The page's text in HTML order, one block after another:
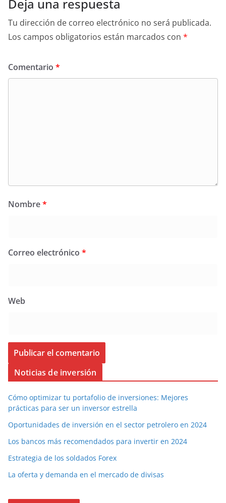
Deja una respuesta
Tu dirección de correo electrónico no será publicada.
Los campos obligatorios están marcados con *
Comentario *
Nombre*
Correo electrónico *
Web
Noticias de inversión
Cómo optimizar tu portafolio de inversiones: Mejores
prácticas para ser un inversor estrella
Oportunidades de inversión en el sector petrolero en 2024
Los bancos más recomendados para invertir en 2024
Estrategia de los soldados Forex
La oferta y demanda en el mercado de divisas